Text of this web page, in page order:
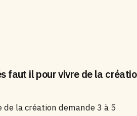
faut il pour vivre de la
de la création demande 3 à 5